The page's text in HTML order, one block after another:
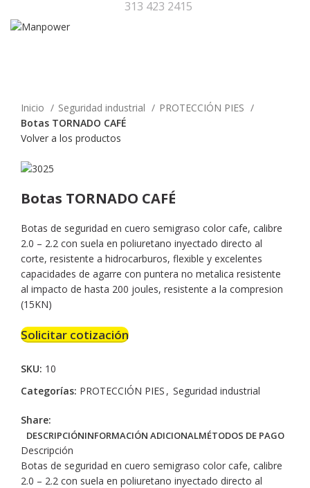
313 423 2415
Inicio
Seguridad industrial
PROTECCIÓN PIES
Botas TORNADO CAFÉ
Volver a los productos
Botas TORNADO CAFÉ
Botas de seguridad en cuero semigraso color cafe, calibre
2.0 – 2.2 con suela en poliuretano inyectado directo al
corte, resistente a hidrocarburos, flexible y excelentes
capacidades de agarre con puntera no metalica resistente
al impacto de hasta 200 joules, resistente a la compresion
(15KN)
Solicitar cotización
SKU: 10
Categorías: PROTECCIÓN PIES , Seguridad industrial
Share:
DESCRIPCIÓNINFORMACIÓN ADICIONALMÉTODOS DE PAGO
Descripción
Botas de seguridad en cuero semigraso color cafe, calibre
2.0 – 2.2 con suela en poliuretano inyectado directo al